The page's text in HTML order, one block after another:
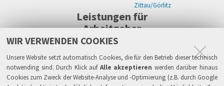
WIR VERWENDEN COOKIES
Unsere Website setzt automatisch Cookies, die für den Betrieb dieser technisch
notwending sind. Durch Klick auf Alle akzeptieren werden darüber hinaus
Cookies zum Zweck der Website-Analyse und -Optimierung (z.B. durch Google
Zittau/Görlitz
Leistungen für
Arbeitgeber
WIKWAY Online-Recruiting Kostenloses Firmenprofil
Alle Einzelleistungen
Wissen
Live-Recruiting auf Karriereevents in:
Zwickau
Leipzig